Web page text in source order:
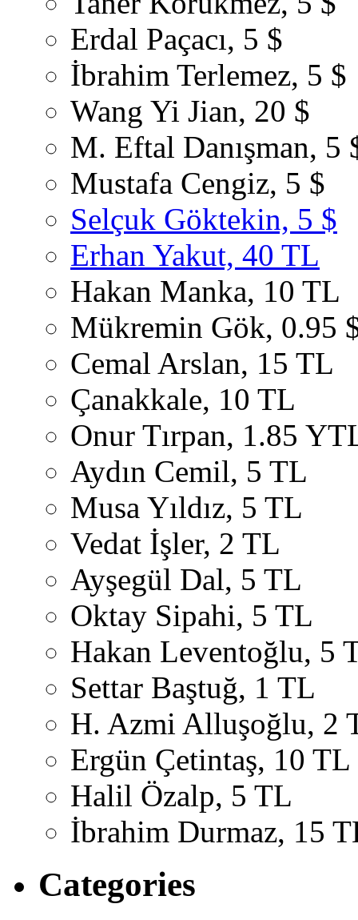
Erdal Paçacı, 5 $
İbrahim Terlemez, 5 $
Wang Yi Jian, 20 $
M. Eftal Danışman, 5
Mustafa Cengiz, 5 $
Selçuk Göktekin, 5 $
Erhan Yakut, 40 TL
Hakan Manka, 10 TL
Mükremin Gök, 0.95
Cemal Arslan, 15 TL
Çanakkale, 10 TL
Onur Tırpan, 1.85
Aydın Cemil, 5 TL
Musa Yıldız, 5 TL
Vedat İşler, 2 TL
Ayşegül Dal, 5 TL
Oktay Sipahi, 5 TL
Hakan Leventoğlu, 5
Settar Baştuğ, 1 TL
H. Azmi Alluşoğlu, 2
Ergün Çetintaş, 10 TL
Halil Özalp, 5 TL
İbrahim Durmaz, 15
Categories